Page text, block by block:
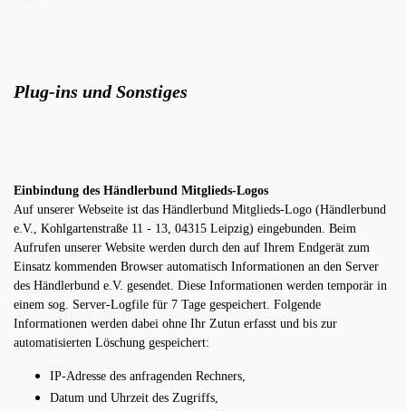
Plug-ins und Sonstiges
Einbindung des Händlerbund Mitglieds-Logos
Auf unserer Webseite ist das Händlerbund Mitglieds-Logo (Händlerbund
e.V., Kohlgartenstraße 11 - 13, 04315 Leipzig) eingebunden. Beim
Aufrufen unserer Website werden durch den auf Ihrem Endgerät zum
Einsatz kommenden Browser automatisch Informationen an den Server
des Händlerbund e.V. gesendet. Diese Informationen werden temporär in
einem sog. Server-Logfile für 7 Tage gespeichert. Folgende
Informationen werden dabei ohne Ihr Zutun erfasst und bis zur
automatisierten Löschung gespeichert:
IP-Adresse des anfragenden Rechners,
Datum und Uhrzeit des Zugriffs,